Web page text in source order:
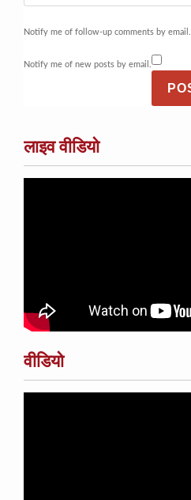
Notify me of follow-up comments by email.
Notify me of new posts by email.
लाइव वीडियो
वीडियो